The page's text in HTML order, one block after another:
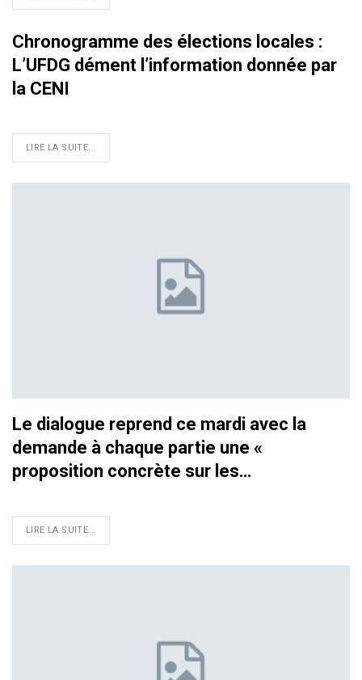
Chronogramme des élections locales :
L’UFDG dément l’information donnée par
la CENI
LIRE LA SUITE...
Le dialogue reprend ce mardi avec la
demande à chaque partie une «
proposition concrète sur les…
LIRE LA SUITE...